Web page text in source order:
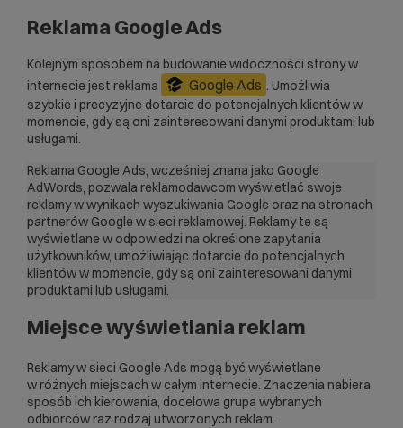
Reklama Google Ads
Kolejnym sposobem na budowanie widoczności strony w
internecie jest reklama
Google Ads . Umożliwia
szybkie i precyzyjne dotarcie do potencjalnych klientów w
momencie, gdy są oni zainteresowani danymi produktami lub
usługami.
Reklama Google Ads, wcześniej znana jako Google
AdWords, pozwala reklamodawcom wyświetlać swoje
reklamy w wynikach wyszukiwania Google oraz na stronach
partnerów Google w sieci reklamowej. Reklamy te są
wyświetlane w odpowiedzi na określone zapytania
użytkowników, umożliwiając dotarcie do potencjalnych
klientów w momencie, gdy są oni zainteresowani danymi
produktami lub usługami.
Miejsce wyświetlania reklam
Reklamy w sieci Google Ads mogą być wyświetlane
w różnych miejscach w całym internecie. Znaczenia nabiera
sposób ich kierowania, docelowa grupa wybranych
odbiorców raz rodzaj utworzonych reklam.